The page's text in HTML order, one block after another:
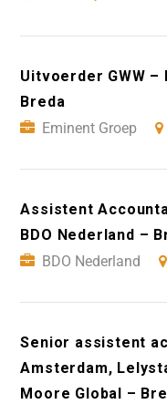
Uitvoerder GWW –
Breda
Eminent Groep
Assistent
BDO Nederland –
BDO Nederland
Senior assistent
Amsterdam,
Moore Global –